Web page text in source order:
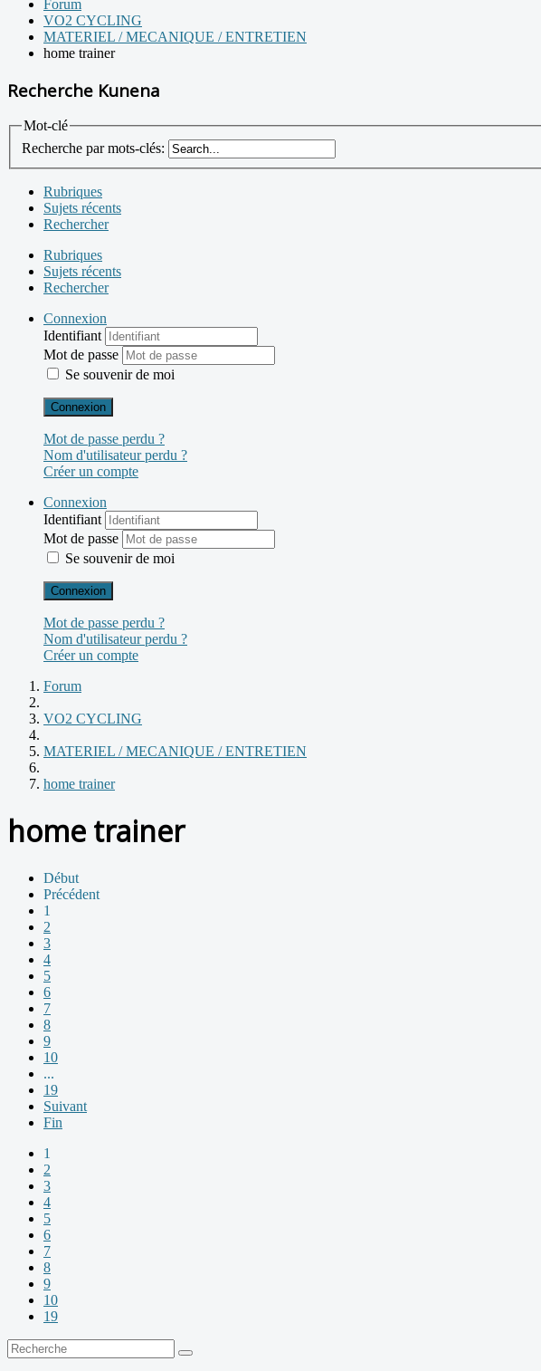
Forum
VO2 CYCLING
MATERIEL / MECANIQUE / ENTRETIEN
home trainer
Recherche Kunena
Mot-clé
Recherche par mots-clés:
Rubriques
Sujets récents
Rechercher
Rubriques
Sujets récents
Rechercher
Connexion
Identifiant
Mot de passe
Se souvenir de moi
Connexion
Mot de passe perdu ?
Nom d'utilisateur perdu ?
Créer un compte
Connexion
Identifiant
Mot de passe
Se souvenir de moi
Connexion
Mot de passe perdu ?
Nom d'utilisateur perdu ?
Créer un compte
Forum
VO2 CYCLING
MATERIEL / MECANIQUE / ENTRETIEN
home trainer
home trainer
Début
Précédent
1
2
3
4
5
6
7
8
9
10
...
19
Suivant
Fin
1
2
3
4
5
6
7
8
9
10
19